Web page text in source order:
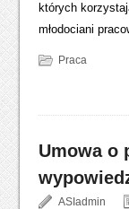
których
młodociani
Praca
Umowa o
ASIadmin